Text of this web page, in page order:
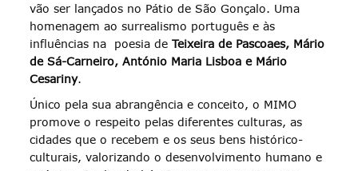
vão ser lançados no Pátio de São Gonçalo. Uma
homenagem ao surrealismo português e às
influências na poesia deTeixeira de Pascoaes, Mário
de Sá-Carneiro, António Maria Lisboa e Mário
Cesariny.
Único pela sua abrangência e conceito, o MIMO
promove o respeito pelas diferentes culturas, as
cidades que o recebem e os seus bens histórico-
culturais, valorizando o desenvolvimento humano e